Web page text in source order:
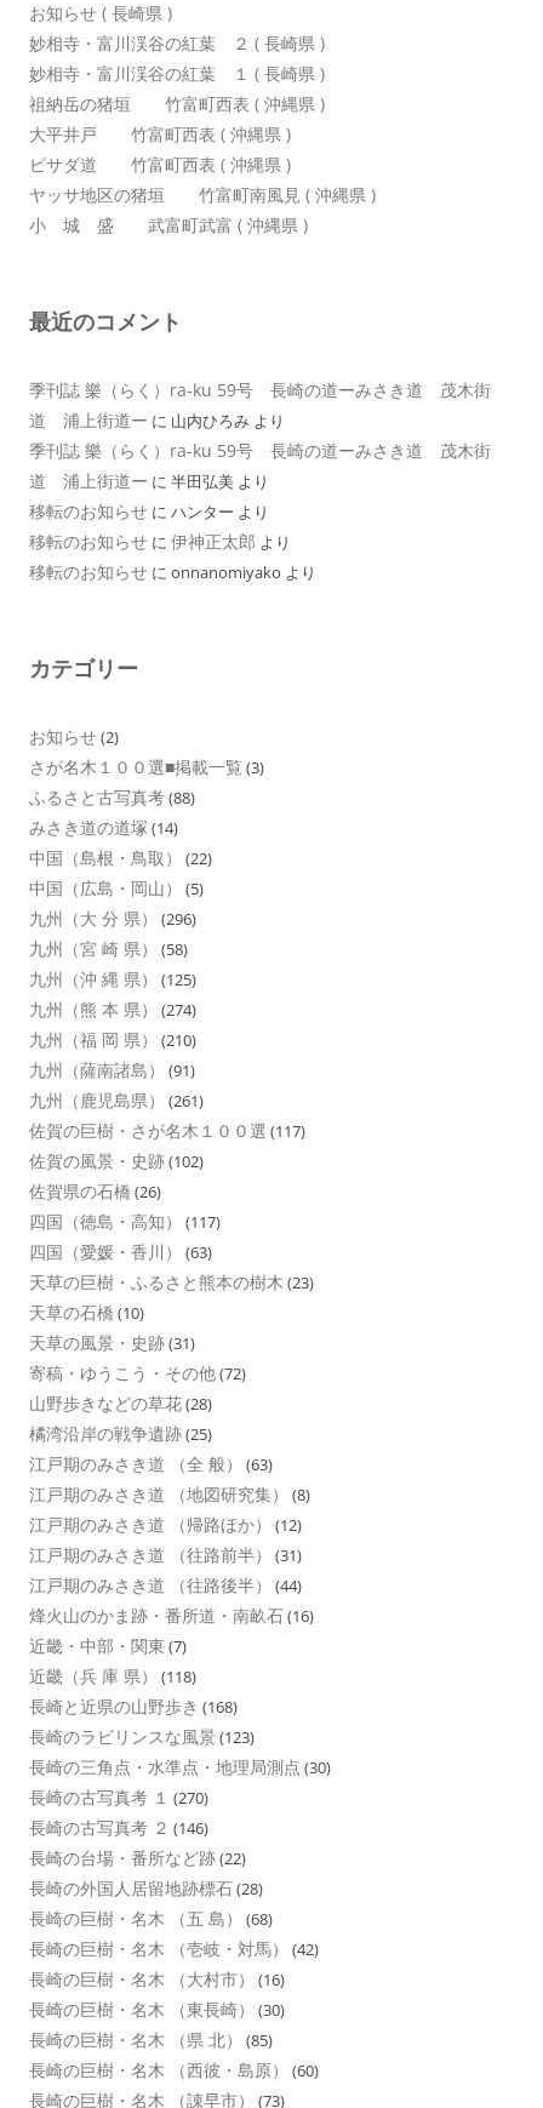
お知らせ ( 長崎県 )
妙相寺・富川渓谷の紅葉 ２ ( 長崎県 )
妙相寺・富川渓谷の紅葉 １ ( 長崎県 )
祖納岳の猪垣 竹富町西表 ( 沖縄県 )
大平井戸 竹富町西表 ( 沖縄県 )
ピサダ道 竹富町西表 ( 沖縄県 )
ヤッサ地区の猪垣 竹富町南風見 ( 沖縄県 )
小 城 盛 武富町武富 ( 沖縄県 )
最近のコメント
季刊誌 樂（らく）ra-ku 59号 長崎の道ーみさき道 茂木街
道 浦上街道ー に 山内ひろみ より
季刊誌 樂（らく）ra-ku 59号 長崎の道ーみさき道 茂木街
道 浦上街道ー に 半田弘美 より
移転のお知らせ に ハンター より
移転のお知らせ に 伊神正太郎 より
移転のお知らせ に onnanomiyako より
カテゴリー
お知らせ(2)
さが名木１００選■掲載一覧 (3)
ふるさと古写真考(88)
みさき道の道塚 (14)
中国（島根・鳥取） (22)
中国（広島・岡山） (5)
九州（大 分 県） (296)
九州（宮 崎 県） (58)
九州（沖 縄 県） (125)
九州（熊 本 県） (274)
九州（福 岡 県） (210)
九州（薩南諸島） (91)
九州（鹿児島県） (261)
佐賀の巨樹・さが名木１００選 (117)
佐賀の風景・史跡(102)
佐賀県の石橋 (26)
四国（徳島・高知） (117)
四国（愛媛・香川） (63)
天草の巨樹・ふるさと熊本の樹木 (23)
天草の石橋 (10)
天草の風景・史跡(31)
寄稿・ゆうこう・その他(72)
山野歩きなどの草花(28)
橘湾沿岸の戦争遺跡(25)
江戸期のみさき道 （全 般） (63)
江戸期のみさき道 （地図研究集） (8)
江戸期のみさき道 （帰路ほか） (12)
江戸期のみさき道 （往路前半） (31)
江戸期のみさき道 （往路後半） (44)
烽火山のかま跡・番所道・南畝石(16)
近畿・中部・関東 (7)
近畿（兵 庫 県） (118)
長崎と近県の山野歩き (168)
長崎のラビリンスな風景 (123)
長崎の三角点・水準点・地理局測点 (30)
長崎の古写真考 １ (270)
長崎の古写真考 ２ (146)
長崎の台場・番所など跡(22)
長崎の外国人居留地跡標石(28)
長崎の巨樹・名木 （五 島） (68)
長崎の巨樹・名木 （壱岐・対馬） (42)
長崎の巨樹・名木 （大村市） (16)
長崎の巨樹・名木 （東長崎） (30)
長崎の巨樹・名木 （県 北） (85)
長崎の巨樹・名木 （西彼・島原） (60)
長崎の巨樹・名木 （諌早市） (73)